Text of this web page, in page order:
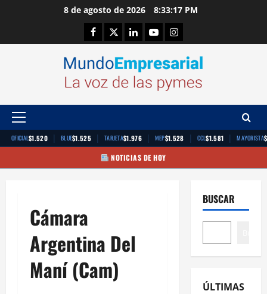
8 de agosto de 2026 8:33:17 PM
Facebook
TwitterLinkedinYoutubeInstagram
Menú
principal
OFICIAL$1.520 | BLUE$1.525 | TARJETA$1.976 | MEP$1.528 | CCL$1.581 | MAYORISTA
NOTICIAS DE HOY
Cámara
Argentina Del
Maní (Cam)
BUSCAR
ÚLTIMAS